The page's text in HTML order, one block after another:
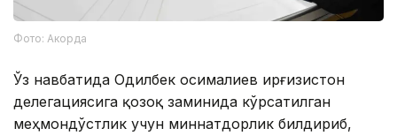
Фото: Акорда
Ўз навбатида Одилбек Қосималиев Қирғизистон
делегациясига қозоқ заминида кўрсатилган
меҳмондўстлик учун миннатдорлик билдириб,